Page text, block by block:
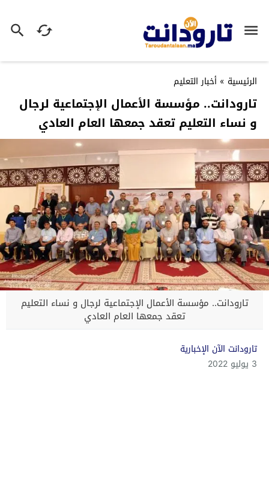
الرئيسية » أخبار التعليم
تارودانت.. مؤسسة الأعمال الإجتماعية لرجال
و نساء التعليم تعقد جمعها العام العادي
تارودانت.. مؤسسة الأعمال الإجتماعية لرجال و نساء التعليم
تعقد جمعها العام العادي
تارودانت الآن الإخبارية
3 يوليو 2022